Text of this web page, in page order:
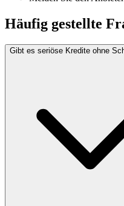
Häufig gestellte
Gibt es seriöse Kredite ohne